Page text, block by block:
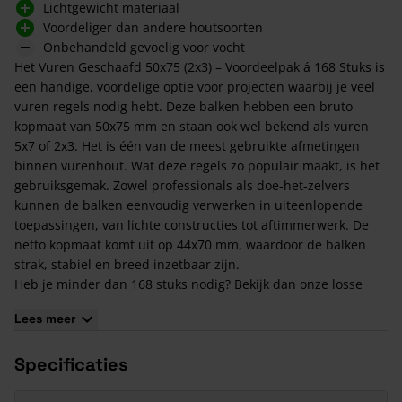
Lichtgewicht materiaal
Voordeliger dan andere houtsoorten
Onbehandeld gevoelig voor vocht
Het Vuren Geschaafd 50x75 (2x3) – Voordeelpak á 168 Stuks is
een handige, voordelige optie voor projecten waarbij je veel
vuren regels nodig hebt. Deze balken hebben een bruto
kopmaat van 50x75 mm en staan ook wel bekend als vuren
5x7 of 2x3. Het is één van de meest gebruikte afmetingen
binnen vurenhout. Wat deze regels zo populair maakt, is het
gebruiksgemak. Zowel professionals als doe-het-zelvers
kunnen de balken eenvoudig verwerken in uiteenlopende
toepassingen, van lichte constructies tot aftimmerwerk. De
netto kopmaat komt uit op 44x70 mm, waardoor de balken
strak, stabiel en breed inzetbaar zijn.
Heb je minder dan 168 stuks nodig? Bekijk dan onze losse
Voordeelpak á 168 Stuks
Lees meer
Specificaties